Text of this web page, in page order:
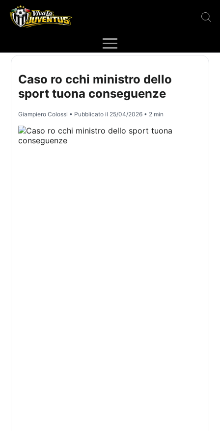
Caso ro cchi ministro dello
sport tuona conseguenze
Giampiero Colossi • Pubblicato il 25/04/2026 • 2 min